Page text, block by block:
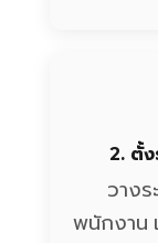
2. ตั้ง
วางร
พนักงาน